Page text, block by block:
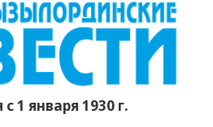
1 января 1930 г.